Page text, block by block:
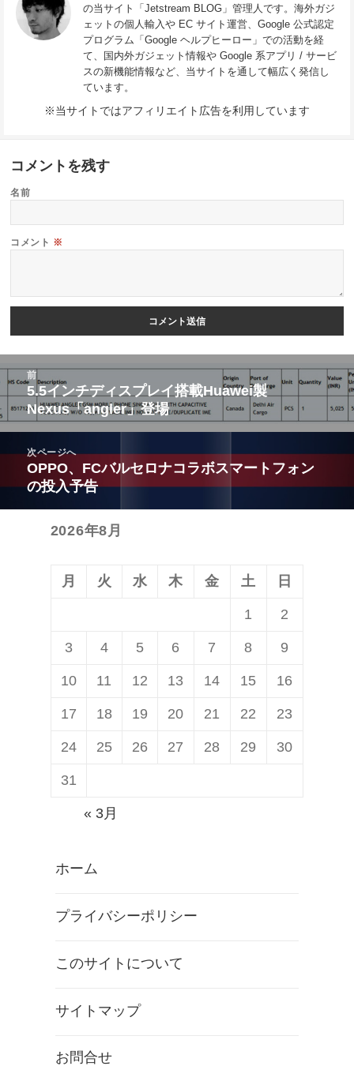
の当サイト「Jetstream BLOG」管理人です。海外ガジ
ェットの個人輸入や EC サイト運営、Google 公式認定
プログラム「Google ヘルプヒーロー」での活動を経
て、国内外ガジェット情報や Google 系アプリ / サービ
スの新機能情報など、当サイトを通して幅広く発信し
ています。
※当サイトではアフィリエイト広告を利用しています
コメントを残す
名前
コメント ※
投
稿
ナ
ビ
ゲ
前
前
の
投
稿:
5.5インチディスプレイ搭載Huawei製
Nexus「angler」登場
次ページへ
次
の
OPPO、FCバルセロナコラボスマートフォン
の投入予告
2026年8月
月 火 水 木 金 土 日
1 2
3 4 5 6 7 8 9
10 11 12 13 14 15 16
17 18 19 20 21 22 23
24 25 26 27 28 29 30
31
« 3月
ホーム
プライバシーポリシー
このサイトについて
サイトマップ
お問合せ